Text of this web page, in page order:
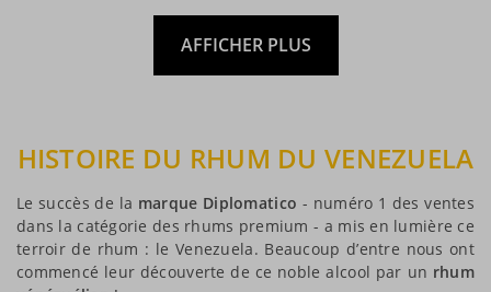
AFFICHER PLUS
HISTOIRE DU RHUM DU VENEZUELA
Le succès de la marque Diplomatico - numéro 1 des ventes
dans la catégorie des rhums premium - a mis en lumière ce
terroir de rhum : le Venezuela. Beaucoup d’entre nous ont
commencé leur découverte de ce noble alcool par un rhum